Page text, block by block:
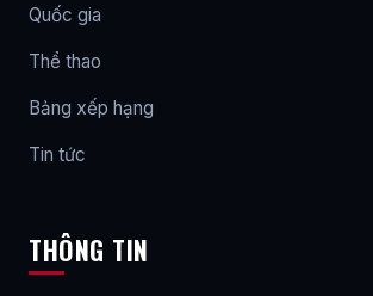
Quốc gia
Thể thao
Bảng xếp hạng
Tin tức
THÔNG TIN